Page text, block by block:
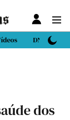
DN Sport
dos